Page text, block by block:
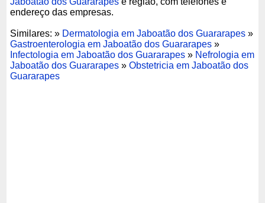
endereço das empresas.
Similares: » Dermatologia em Jaboatão dos Guararapes »
Gastroenterologia em Jaboatão dos Guararapes »
Infectologia em Jaboatão dos Guararapes » Nefrologia em
Jaboatão dos Guararapes »Obstetricia em Jaboatão dos
Guararapes